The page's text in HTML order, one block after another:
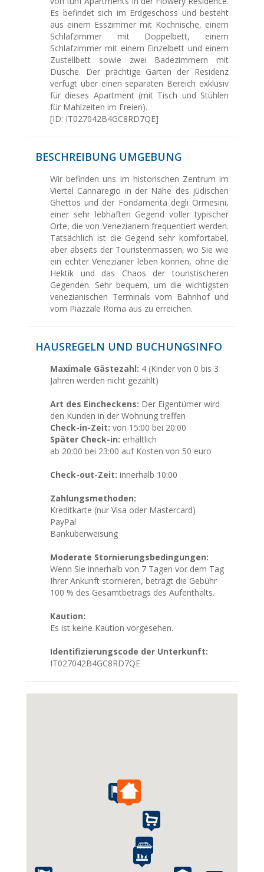
Es befindet sich im Erdgeschoss und besteht
aus einem Esszimmer mit Kochnische, einem
Schlafzimmer mit Doppelbett, einem
Schlafzimmer mit einem Einzelbett und einem
Zustellbett sowie zwei Badezimmern mit
Dusche. Der prächtige Garten der Residenz
verfügt über einen separaten Bereich exklusiv
für dieses Apartment (mit Tisch und Stühlen
für Mahlzeiten im Freien).
[ID: IT027042B4GC8RD7QE]
BESCHREIBUNG UMGEBUNG
Wir befinden uns im historischen Zentrum im
Viertel Cannaregio in der Nähe des jüdischen
Ghettos und der Fondamenta degli Ormesini,
einer sehr lebhaften Gegend voller typischer
Orte, die von Venezianern frequentiert werden.
Tatsächlich ist die Gegend sehr komfortabel,
aber abseits der Touristenmassen, wo Sie wie
ein echter Venezianer leben können, ohne die
Hektik und das Chaos der touristischeren
Gegenden. Sehr bequem, um die wichtigsten
venezianischen Terminals vom Bahnhof und
vom Piazzale Roma aus zu erreichen.
HAUSREGELN UND BUCHUNGSINFO
Maximale Gästezahl: 4 (Kinder von 0 bis 3
Jahren werden nicht gezählt)
Art des Eincheckens: Der Eigentümer wird
den Kunden in der Wohnung treffen
Check-in-Zeit: von 15:00 bei 20:00
Später Check-in: erhältlich
ab 20:00 bei 23:00 auf Kosten von 50 euro
Check-out-Zeit: innerhalb 10:00
Zahlungsmethoden:
Kreditkarte (nur Visa oder Mastercard)
PayPal
Banküberweisung
Moderate Stornierungsbedingungen:
Wenn Sie innerhalb von 7 Tagen vor dem Tag
Ihrer Ankunft stornieren, beträgt die Gebühr
100 % des Gesamtbetrags des Aufenthalts.
Kaution:
Es ist keine Kaution vorgesehen.
Identifizierungscode der Unterkunft:
IT027042B4GC8RD7QE